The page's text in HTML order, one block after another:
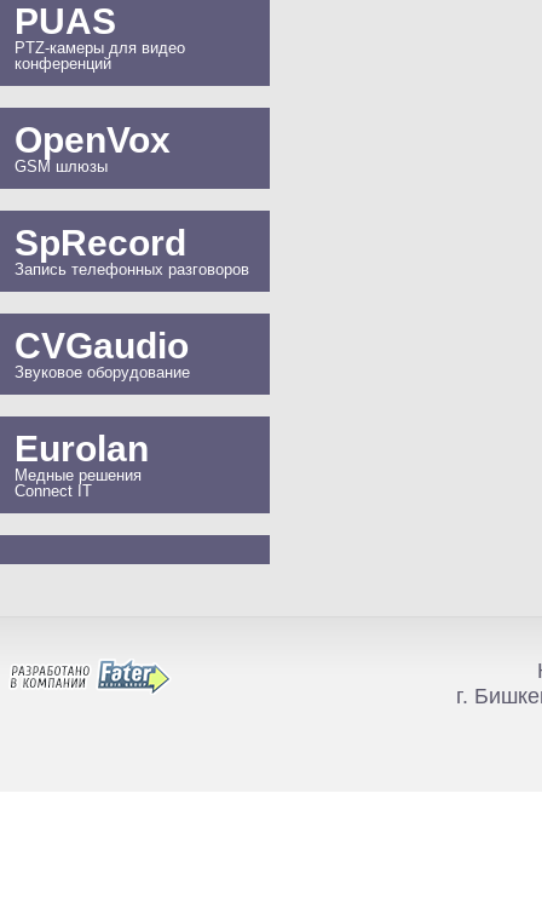
PUAS
PTZ-камеры для видео
конференций
OpenVox
GSM шлюзы
SpRecord
Запись телефонных разговоров
CVGaudio
Звуковое оборудование
Eurolan
Медные решения
Connect IT
г.